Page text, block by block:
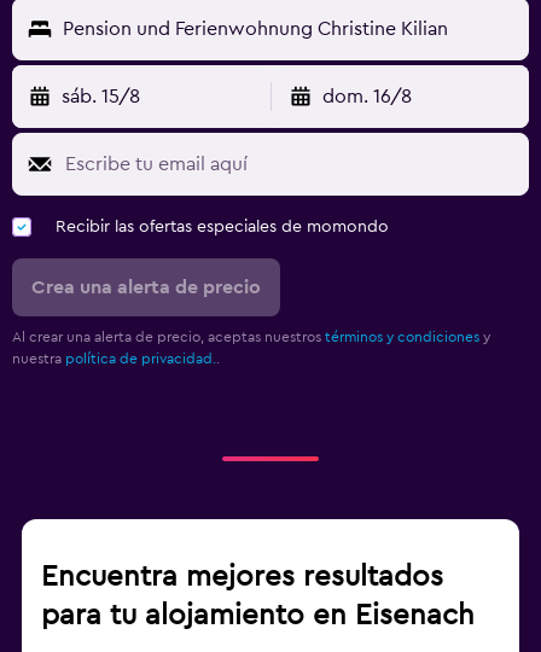
Pension und Ferienwohnung Christine Kilian
sáb. 15/8 dom. 16/8
Recibir las ofertas especiales de momondo
Crea una alerta de precio
Al crear una alerta de precio, aceptas nuestros términos y condiciones y
nuestra política de privacidad.
Encuentra mejores resultados
para tu alojamiento en Eisenach